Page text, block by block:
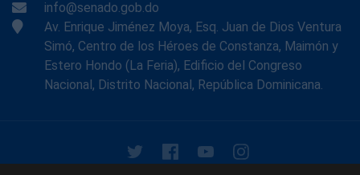
info@senado.gob.do
Av. Enrique Jiménez Moya, Esq. Juan de Dios Ventura
Simó, Centro de los Héroes de Constanza, Maimón y
Estero Hondo (La Feria), Edificio del Congreso
Nacional, Distrito Nacional, República Dominicana.